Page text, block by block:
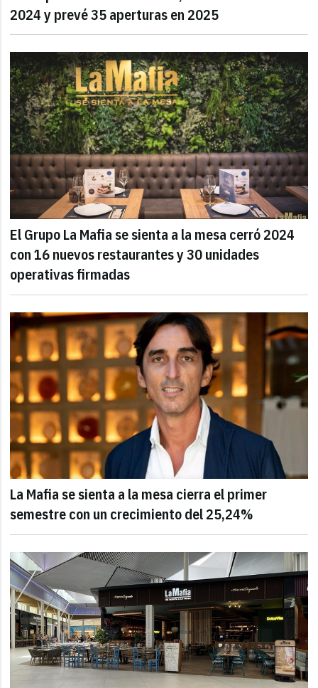
2024 y prevé 35 aperturas en 2025
El Grupo La Mafia se sienta a la mesa cerró 2024
con 16 nuevos restaurantes y 30 unidades
operativas firmadas
La Mafia se sienta a la mesa cierra el primer
semestre con un crecimiento del 25,24%